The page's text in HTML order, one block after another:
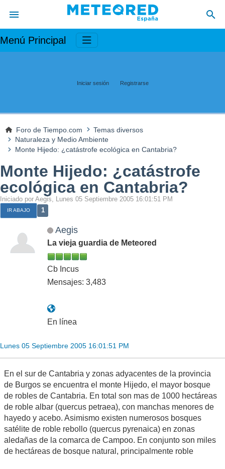
Menú Principal
Iniciar sesión Registrarse
Foro de Tiempo.com
Temas diversos
Naturaleza y Medio Ambiente
Monte Hijedo: ¿catástrofe ecológica en Cantabria?
Monte Hijedo: ¿catástrofe
ecológica en Cantabria?
Iniciado por Aegis, Lunes 05 Septiembre 2005 16:01:51 PM
IR ABAJO 1
Aegis
La vieja guardia de Meteored
Cb Incus
Mensajes: 3,483
En línea
Lunes 05 Septiembre 2005 16:01:51 PM
En el sur de Cantabria y zonas adyacentes de la provincia
de Burgos se encuentra el monte Hijedo, el mayor bosque
de robles de Cantabria. En total son mas de 1000 hectáreas
de roble albar (quercus petraea), con manchas menores de
hayedo y acebo. Asimismo existen numerosos bosques
satélite de roble rebollo (quercus pyrenaica) en zonas
aledañas de la comarca de Campoo. En conjunto son miles
de hectáreas de bosque natural, principalmente roble